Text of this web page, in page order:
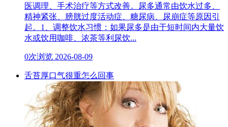
医调理、手术治疗等方式改善。尿多通常由饮水过多、
精神紧张、膀胱过度活动症、糖尿病、尿崩症等原因引
起。1、调整饮水习惯：如果尿多是由于短时间内大量饮
水或饮用咖啡、浓茶等利尿饮...
0次浏览 2026-08-09
舌苔厚口气很重怎么回事